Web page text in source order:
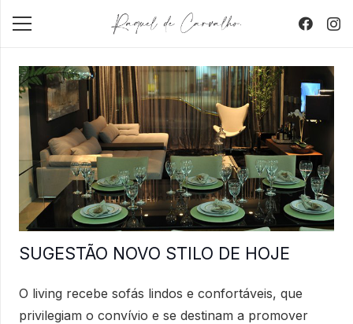
SUGESTÃO NOVO STILO DE HOJE
O living recebe sofás lindos e confortáveis, que
privilegiam o convívio e se destinam a promover